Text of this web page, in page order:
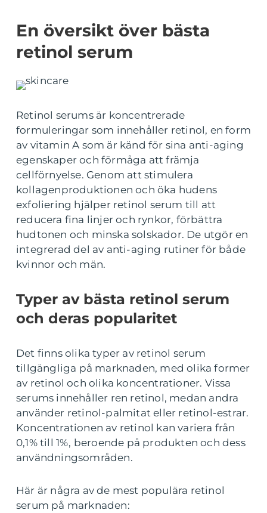
En översikt över bästa
retinol serum
Retinol serums är koncentrerade
formuleringar som innehåller retinol, en form
av vitamin A som är känd för sina anti-aging
egenskaper och förmåga att främja
cellförnyelse. Genom att stimulera
kollagenproduktionen och öka hudens
exfoliering hjälper retinol serum till att
reducera fina linjer och rynkor, förbättra
hudtonen och minska solskador. De utgör en
integrerad del av anti-aging rutiner för både
kvinnor och män.
Typer av bästa retinol serum
och deras popularitet
Det finns olika typer av retinol serum
tillgängliga på marknaden, med olika former
av retinol och olika koncentrationer. Vissa
serums innehåller ren retinol, medan andra
använder retinol-palmitat eller retinol-estrar.
Koncentrationen av retinol kan variera från
0,1% till 1%, beroende på produkten och dess
användningsområden.
Här är några av de mest populära retinol
serum på marknaden: